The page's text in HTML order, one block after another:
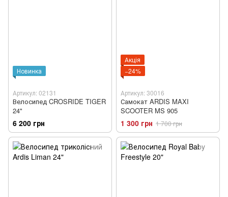
Новинка
Артикул: 02131
Велосипед CROSRIDE TIGER
24"
6 200 грн
Акція
−24%
Артикул: 30016
Самокат ARDIS MAXI
SCOOTER MS 905
1 300 грн 1 700 грн